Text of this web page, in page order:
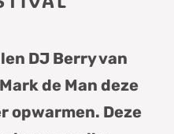
DJ Berry van
de Man deze
opwarmen. Deze